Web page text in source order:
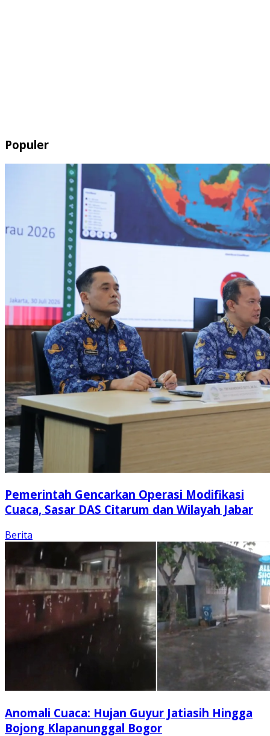
Populer
Pemerintah Gencarkan Operasi Modifikasi
Cuaca, Sasar DAS Citarum dan Wilayah Jabar
Berita
Anomali Cuaca: Hujan Guyur Jatiasih Hingga
Bojong Klapanunggal Bogor